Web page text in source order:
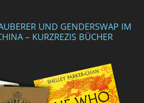
UND GENDERSWAP IM
– KURZREZIS BÜCHER